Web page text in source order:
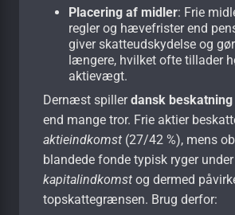
Placering af midler: Frie
regler og hævefrister end
giver skatteudskydelse og
længere, hvilket ofte tillader
aktievægt.
Dernæst spillerdansk beskatning
end mange tror. Frie aktier
aktieindkomst (27/42 %), mens
blandede fonde typisk ryger under
kapitalindkomst og dermed
topskattegrænsen. Brug derfor: